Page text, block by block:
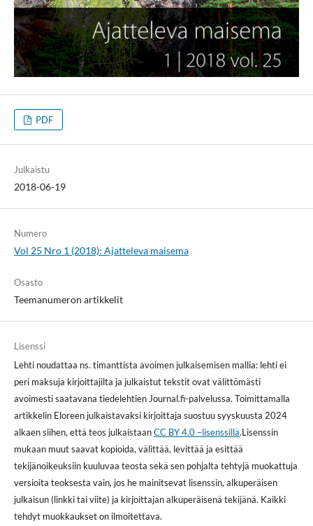
PDF
Julkaistu
2018-06-19
Numero
Vol 25 Nro 1 (2018): Ajatteleva maisema
Osasto
Teemanumeron artikkelit
Lisenssi
Lehti noudattaa ns. timanttista avoimen julkaisemisen mallia: lehti ei
peri maksuja kirjoittajilta ja julkaistut tekstit ovat välittömästi
avoimesti saatavana tiedelehtien Journal.fi-palvelussa. Toimittamalla
artikkelin Eloreen julkaistavaksi kirjoittaja suostuu syyskuusta 2024
alkaen siihen, että teos julkaistaanCC BY 4.0 –lisenssillä.Lisenssin
mukaan muut saavat kopioida, välittää, levittää ja esittää
tekijänoikeuksiin kuuluvaa teosta sekä sen pohjalta tehtyjä muokattuja
versioita teoksesta vain, jos he mainitsevat lisenssin, alkuperäisen
julkaisun (linkki tai viite) ja kirjoittajan alkuperäisenä tekijänä. Kaikki
tehdyt muokkaukset on ilmoitettava.